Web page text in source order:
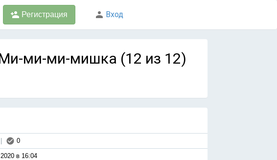
Регистрация Вход
ми-ми-мишка (12 из 12)
0
в 16:04